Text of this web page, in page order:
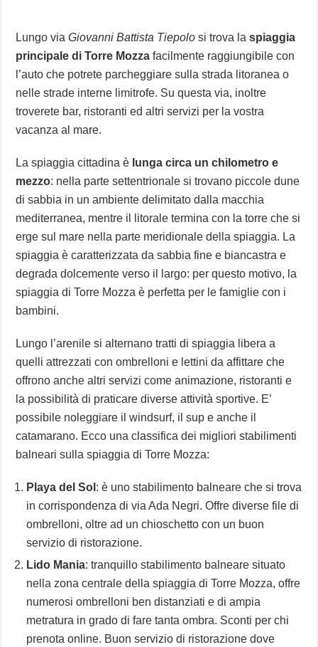
Lungo viaGiovanni Battista Tiepolo si trova laspiaggia
principale di Torre Mozza facilmente raggiungibile con
l’auto che potrete parcheggiare sulla strada litoranea o
nelle strade interne limitrofe. Su questa via, inoltre
troverete bar, ristoranti ed altri servizi per la vostra
vacanza al mare.
La spiaggia cittadina è lunga circa un chilometro e
mezzo: nella parte settentrionale si trovano piccole dune
di sabbia in un ambiente delimitato dalla macchia
mediterranea, mentre il litorale termina con la torre che si
erge sul mare nella parte meridionale della spiaggia. La
spiaggia è caratterizzata da sabbia fine e biancastra e
degrada dolcemente verso il largo: per questo motivo, la
spiaggia di Torre Mozza è perfetta per le famiglie con i
bambini.
Lungo l’arenile si alternano tratti di spiaggia libera a
quelli attrezzati con ombrelloni e lettini da affittare che
offrono anche altri servizi come animazione, ristoranti e
la possibilità di praticare diverse attività sportive. E’
possibile noleggiare il windsurf, il sup e anche il
catamarano. Ecco una classifica dei migliori stabilimenti
balneari sulla spiaggia di Torre Mozza:
Playa del Sol : è uno stabilimento balneare che si trova
in corrispondenza di via Ada Negri. Offre diverse file di
ombrelloni, oltre ad un chioschetto con un buon
servizio di ristorazione.
Lido Mania: tranquillo stabilimento balneare situato
nella zona centrale della spiaggia di Torre Mozza, offre
numerosi ombrelloni ben distanziati e di ampia
metratura in grado di fare tanta ombra. Sconti per chi
prenota online. Buon servizio di ristorazione dove